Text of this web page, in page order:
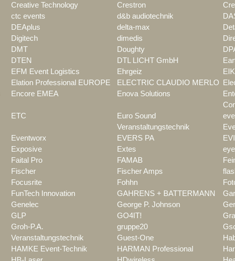
Creative Technology Crestron
ctc events d&b audiotechnik
DEAplus delta-max
Digitech dimedis
DMT Doughty
DTEN DTL LICHT GmbH
EFM Event Logistics Ehrgeiz
EIKI
Elation Professional EUROPE ELECTRIC CLAUDIO MERLO
Encore EMEA Enova Solutions
ETC
Euro Sound
Veranstaltungstechnik
Eventworx EVERS PA
Exposive Extes
Faital Pro FAMAB
Fischer Fischer Amps
Focusrite Fohhn
FunTech Innovation GAHRENS + BATTERMANN
Genelec George P. Johnson
GLP GO4IT!
Groh-P.A.
Veranstaltungstechnik
gruppe20
Guest-One
HAMKE Event-Technik HARMAN Professional